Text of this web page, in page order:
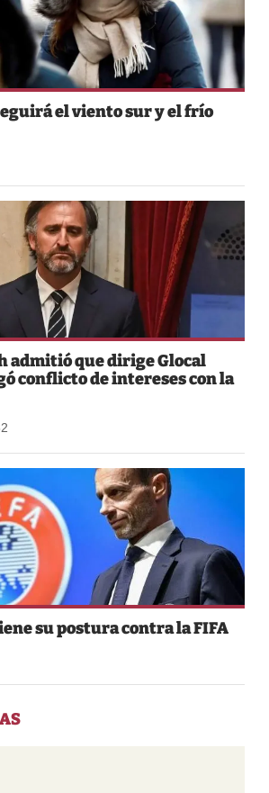
el viento sur y el frío
admitió que dirige Glocal
conflicto de intereses con la
su postura contra la FIFA